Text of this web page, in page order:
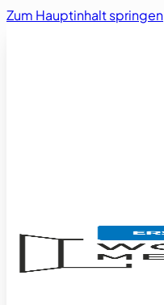
Zum Hauptinhalt springen